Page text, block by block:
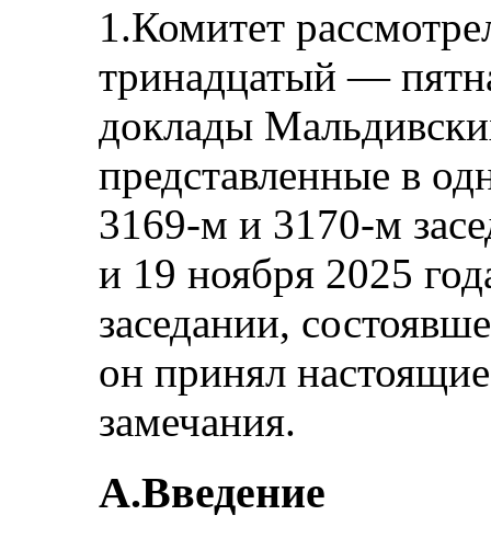
1.Комитет
тринадцатый —
доклады
представленные в
3169-м и 3170-м
и 19 ноября 2025
заседании,
он принял
замечания.
A.Введение